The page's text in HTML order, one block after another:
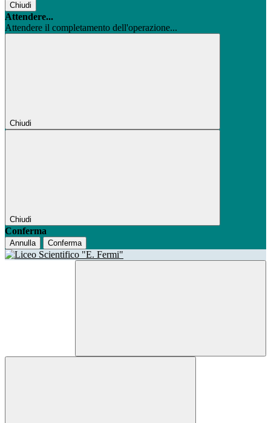
Chiudi
Attendere...
Attendere il completamento dell'operazione...
Chiudi
Chiudi
Conferma
Annulla Conferma